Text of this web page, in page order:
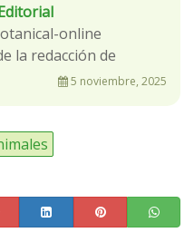
online
la redacción de
5 noviembre, 2025